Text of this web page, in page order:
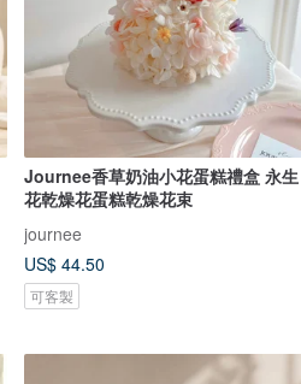
Journee香草奶油小花蛋糕禮盒 永生
花乾燥花蛋糕乾燥花束
journee
US$ 44.50
可客製